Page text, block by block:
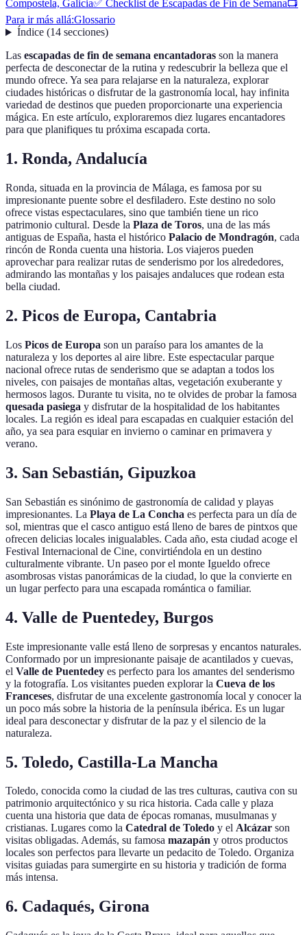
Compostela, Galicia✅ Checklist de Escapadas de Fin de Semana📺
Para ir más allá:Glossario
Índice(14 secciones)
Las escapadas de fin de semana encantadoras son la manera
perfecta de desconectar de la rutina y redescubrir la belleza que el
mundo ofrece. Ya sea para relajarse en la naturaleza, explorar
ciudades históricas o disfrutar de la gastronomía local, hay infinita
variedad de destinos que pueden proporcionarte una experiencia
mágica. En este artículo, exploraremos diez lugares encantadores
para que planifiques tu próxima escapada corta.
1. Ronda, Andalucía
Ronda, situada en la provincia de Málaga, es famosa por su
impresionante puente sobre el desfiladero. Este destino no solo
ofrece vistas espectaculares, sino que también tiene un rico
patrimonio cultural. Desde la Plaza de Toros, una de las más
antiguas de España, hasta el histórico Palacio de Mondragón, cada
rincón de Ronda cuenta una historia. Los viajeros pueden
aprovechar para realizar rutas de senderismo por los alrededores,
admirando las montañas y los paisajes andaluces que rodean esta
bella ciudad.
2. Picos de Europa, Cantabria
Los Picos de Europa son un paraíso para los amantes de la
naturaleza y los deportes al aire libre. Este espectacular parque
nacional ofrece rutas de senderismo que se adaptan a todos los
niveles, con paisajes de montañas altas, vegetación exuberante y
hermosos lagos. Durante tu visita, no te olvides de probar la famosa
quesada pasiega y disfrutar de la hospitalidad de los habitantes
locales. La región es ideal para escapadas en cualquier estación del
año, ya sea para esquiar en invierno o caminar en primavera y
verano.
3. San Sebastián, Gipuzkoa
San Sebastián es sinónimo de gastronomía de calidad y playas
impresionantes. La Playa de La Concha es perfecta para un día de
sol, mientras que el casco antiguo está lleno de bares de pintxos que
ofrecen delicias locales inigualables. Cada año, esta ciudad acoge el
Festival Internacional de Cine, convirtiéndola en un destino
culturalmente vibrante. Un paseo por el monte Igueldo ofrece
asombrosas vistas panorámicas de la ciudad, lo que la convierte en
un lugar perfecto para una escapada romántica o familiar.
4. Valle de Puentedey, Burgos
Este impresionante valle está lleno de sorpresas y encantos naturales.
Conformado por un impresionante paisaje de acantilados y cuevas,
el Valle de Puentedey es perfecto para los amantes del senderismo
y la fotografía. Los visitantes pueden explorar la Cueva de los
Franceses, disfrutar de una excelente gastronomía local y conocer la
un poco más sobre la historia de la península ibérica. Es un lugar
ideal para desconectar y disfrutar de la paz y el silencio de la
naturaleza.
5. Toledo, Castilla-La Mancha
Toledo, conocida como la ciudad de las tres culturas, cautiva con su
patrimonio arquitectónico y su rica historia. Cada calle y plaza
cuenta una historia que data de épocas romanas, musulmanas y
cristianas. Lugares como la Catedral de Toledo y el Alcázar son
visitas obligadas. Además, su famosa mazapán y otros productos
locales son perfectos para llevarte un pedacito de Toledo. Organiza
visitas guiadas para sumergirte en su historia y tradición de forma
más intensa.
6. Cadaqués, Girona